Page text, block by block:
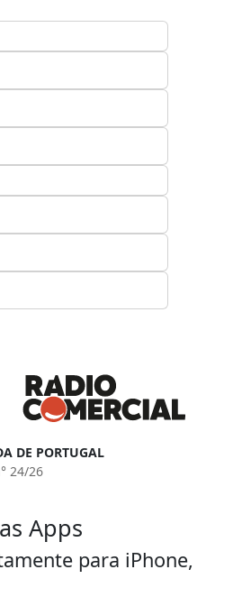
DE PORTUGAL
24/26
Apps
para iPhone,